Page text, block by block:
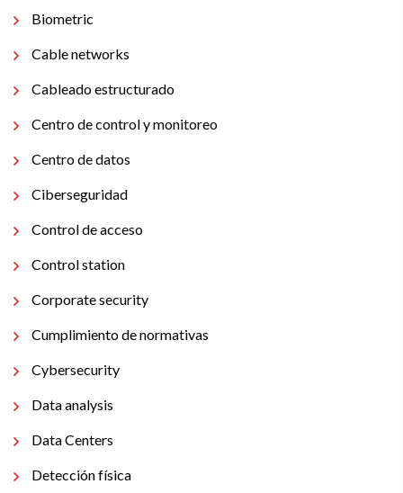
Biometric
Cable networks
Cableado estructurado
Centro de control y monitoreo
Centro de datos
Ciberseguridad
Control de acceso
Control station
Corporate security
Cumplimiento de normativas
Cybersecurity
Data analysis
Data Centers
Detección física